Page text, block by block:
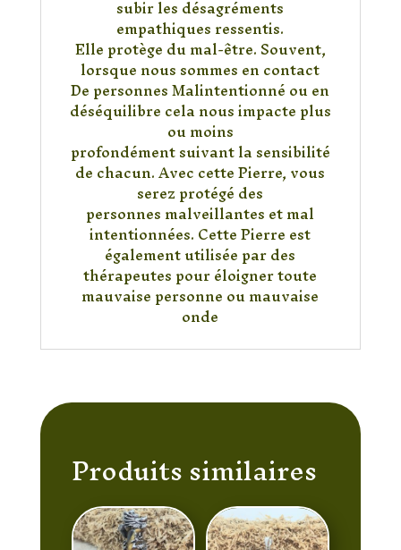
subir les désagréments
empathiques ressentis.
Elle protège du mal-être. Souvent,
lorsque nous sommes en contact
De personnes Malintentionné ou en
déséquilibre cela nous impacte plus
ou moins
profondément suivant la sensibilité
de chacun. Avec cette Pierre, vous
serez protégé des
personnes malveillantes et mal
intentionnées. Cette Pierre est
également utilisée par des
thérapeutes pour éloigner toute
mauvaise personne ou mauvaise
onde
Produits similaires